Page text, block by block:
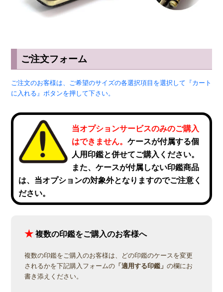
ご注文フォーム
ご注文のお客様は、ご希望のサイズの各選択項目を選択して『カート
に入れる』ボタンを押して下さい。
当オプションサービスのみのご購入
はできません。ケースが付属する個
人用印鑑と併せてご購入ください。
また、ケースが付属しない印鑑商品
は、当オプションの対象外となりますのでご注意く
ださい。
★ 複数の印鑑をご購入のお客様へ
複数の印鑑をご購入のお客様は、どの印鑑のケースを変更
されるかを下記購入フォームの 「適用する印鑑」の欄にお
書き添えください。